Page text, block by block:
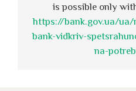
is possible only
https://bank.gov.ua/
bank-vidkriv-
na-